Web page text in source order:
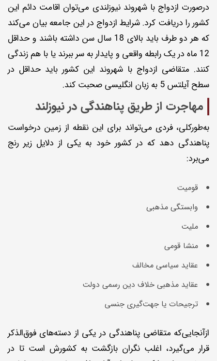
در‌صورت ازدواج با شهروند نیوزلندی می‌توان اقامت دائم این
کشور را دریافت کرد. شرایط ازدواج در این جامعه بیان می‌کند
که هر دو طرف باید بالای 18 سال سن داشته باشند و حداقل
12 ماه در یک رابطه واقعی و پایدار به سر ببرند یا با هم زندگی
کنند. متقاضی ازدواج با شهروند این کشور باید حداقل در
سطح آیلتس 5 به زبان انگلیسی صحبت کند.
مهاجرت از طریق پناهندگی در نیوزلند
به‌طورکلی، فردی می‌تواند برای این نقطه از زمین درخواست
پناهندگی دهد که در کشور خود به یکی از دلایل زیر رنج
می‌برد:
قومیت
وابستگی مذهبی
ملیت
منشا قومی
عقاید سیاسی مخالف
عقاید مذهبی خلاف دین رسمی دولت
ترجیحات یا جهت‌گیری جنسی
ازآنجایی‌که متقاضی پناهندگی در یکی از دسته‌های فوق‌الذکر
قرار می‌گیرد، اغلب نگران بازگشت به کشورش است تا در